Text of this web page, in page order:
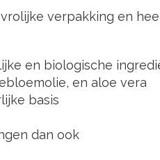
verpakking en
en biologische
en aloe vera
basis
dan ook